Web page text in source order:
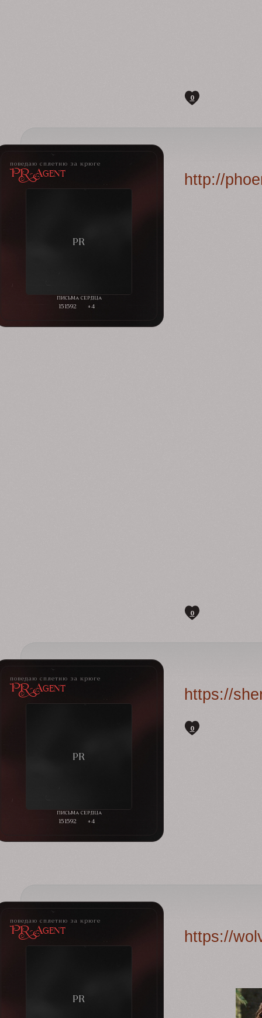
0
поведаю сплетню за крюге
PR-Agent
151592 +4
http://
0
поведаю сплетню за крюге
PR-Agent
151592 +4
https://
0
поведаю сплетню за крюге
PR-Agent https://